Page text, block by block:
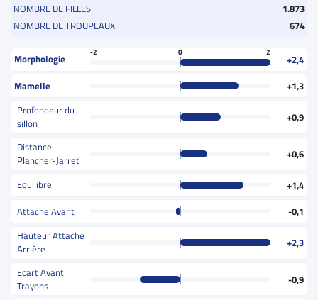
NOMBRE DE FILLES
1.873
NOMBRE DE TROUPEAUX
674
Morphologie
-2 0 2
+2,4
Mamelle
+1,3
Profondeur du
sillon
+0,9
Distance
Plancher-Jarret
+0,6
Equilibre
+1,4
Attache Avant
-0,1
Hauteur Attache
Arrière
+2,3
Ecart Avant
Trayons
-0,9